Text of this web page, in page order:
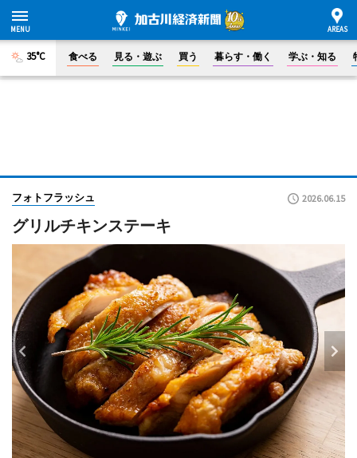
35°C 食べる 見る・遊ぶ 買う 暮らす・働く 学ぶ・知る
フォトフラッシュ 2026.06.15
グリルチキンステーキ